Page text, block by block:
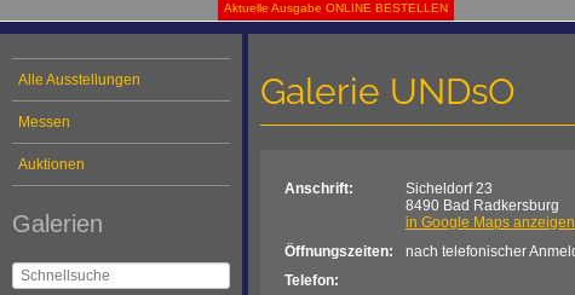
Aktuelle Ausgabe ONLINE BESTELLEN
Alle Ausstellungen
Messen
Auktionen
Galerien
Galerie UNDsO
Anschrift:
Sicheldorf 23
8490 Bad Radkersburg
in Google Maps anzeigen
Öffnungszeiten:
nach telefonischer
Telefon: